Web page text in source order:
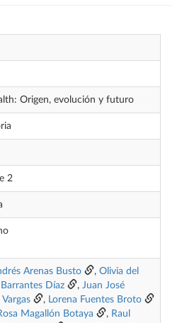
Origen, evolución y futuro
2
Arenas Busto , Olivia del
Díaz
, Juan José
, Lorena Fuentes Broto
Magallón Botaya , Raul